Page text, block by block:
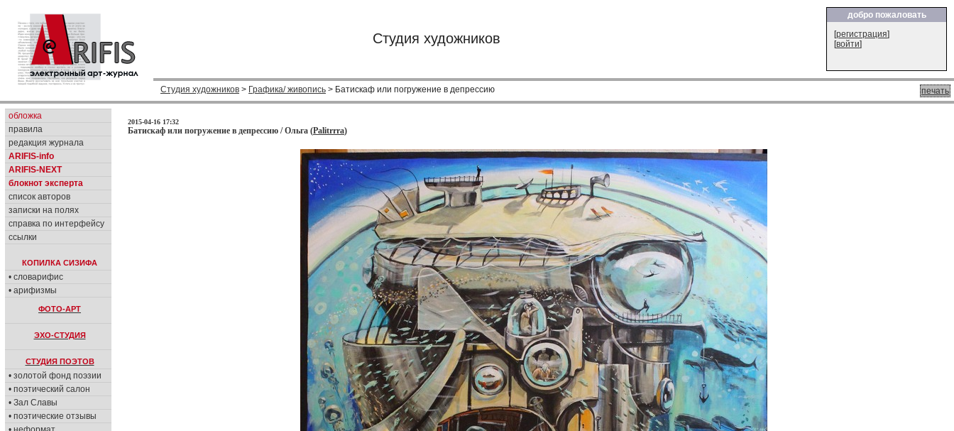
Студия художников
добро пожаловать
[регистрация]
[войти]
печать
Студия художников > Графика/ живопись > Батискаф или погружение в депрессию
обложка
правила
редакция журнала
ARIFIS-info
ARIFIS-NEXT
блокнот эксперта
список авторов
записки на полях
справка по интерфейсу
ссылки
КОПИЛКА СИЗИФА
• словарифис
• арифизмы
ФОТО-АРТ
ЭХО-СТУДИЯ
СТУДИЯ ПОЭТОВ
• золотой фонд поэзии
• поэтический салон
• Зал Славы
• поэтические отзывы
2015-04-16 17:32
Батискаф или погружение в депрессию / Ольга (Palitrrra)